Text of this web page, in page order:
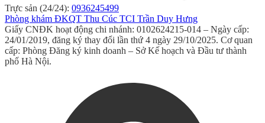
Trực sản (24/24): 0936245499
Phòng khám ĐKQT Thu Cúc TCI Trần Duy Hưng
Giấy CNĐK hoạt động chi nhánh: 0102624215-014 – Ngày cấp:
24/01/2019, đăng ký thay đổi lần thứ 4 ngày 29/10/2025. Cơ quan
cấp: Phòng Đăng ký kinh doanh – Sở Kế hoạch và Đầu tư thành
phố Hà Nội.